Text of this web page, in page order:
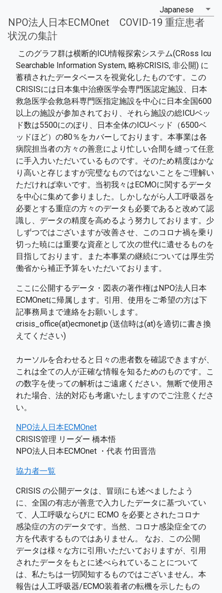
NPO法人日本ECMOnet COVID-19 重症患者
状況の集計
Searchable Information System, 略称CRISIS, 非公開) に
蓄積されたデータベースを視覚化したものです。この
CRISISには日本集中治療医学会専門医認定施設、日本
救急医学会救急科専門医指定施設を中心に日本全国600
以上の施設が参加されており、それら施設の総ICUベッ
ド数は5500にのぼり、日本全体のICUベッド（6500ベ
ッドほど）の80％をカバーしております。本事業は各
病院担当者の方々の善意により忙しい合間を縫って任意
に手入力いただいているものです。そのため精度はかな
り高いと存じますが完璧なものではないことをご理解い
ただければ幸いです。当初我々はECMOに関するデータ
を中心に集めて参りました。しかしながら人工呼吸器を
必要とする重症の方々のデータも必要であると改めて認
識し、データの精度を高めるよう努力しております。少
しずつではございますが改善させ、このコロナ禍を乗り
切った暁には重要な資産として次の世代に遺せるものを
目指しております。また本事業の継続については厚生労
働省から補正予算をいただいております。
ここに公開するデータ・図表の著作権はNPO法人日本
ECMOnetに帰属します。引用、使用をご希望の方は下
記事務局まで連絡をお願いします。
crisis_office(at)ecmonet.jp (送信時は(at)を適切に書き換
えてください)
カーソルを合わせると日々の患者数を確認できますが、
これは全ての人が正確な情報を知るためのものです。こ
の数字を使っての解析はご遠慮ください。無断で使用さ
れた場合、法的対応も考慮いたしますのでご注意くださ
い。
NPO法人日本ECMOnet
CRISIS管理 リーダー 橋本悟
NPO法人日本ECMOnet ・代表 竹田晋浩
Japanese
協力者一覧
CRISIS の公開データは、冒頭にも述べましたよう
に、全国の有志が善意で入力したデータに基づいてい
て、人工呼吸ならびに ECMO を必要とされたコロナ
感染症の方のデータです。当然、コロナ感染症全ての
方を代表するものではありません。 なお、この公開
データは様々な方に引用いただいておりますが、引用
されたデータをもとに述べられていることについて
は、私たちは一切関知するものではございません。本
報告は人工呼吸器/ECMO装着者の転機を示したもの